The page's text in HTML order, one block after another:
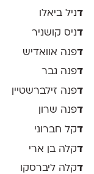
דניל ביאלו
דניס קושניר
דפנה אוואדיש
דפנה גבר
דפנה זילברשטיין
דפנה שרון
דקל חברוני
דקלה בן ארי
דקלה ליברסקו